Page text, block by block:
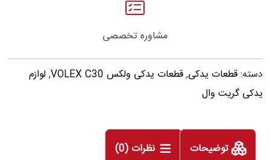
مشاوره تخصصی
دسته:قطعات یدکی,قطعات یدکی ولکس VOLEX C30 ,لوازم
یدکی گریت وال
توضیحات نظرات (0)